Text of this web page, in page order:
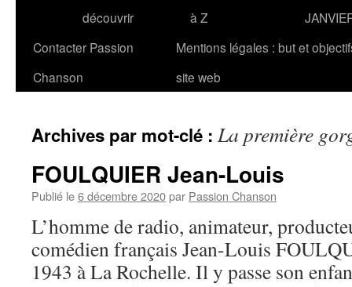
découvrir
à Z
Contacter Passion
Chanson
Mentions légales : but et
site web
Archives par mot-clé : La première
FOULQUIER Jean-Louis
Publié le6 décembre 2020par Passion Chanson
L’homme de radio, animateur,
comédien français Jean-Louis
1943 à La Rochelle. Il y passe son